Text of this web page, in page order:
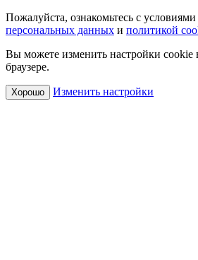
Пожалуйста, ознакомьтесь с условиями
персональных данных и политикой
Вы можете изменить настройки
браузере.
Хорошо Изменить настройки